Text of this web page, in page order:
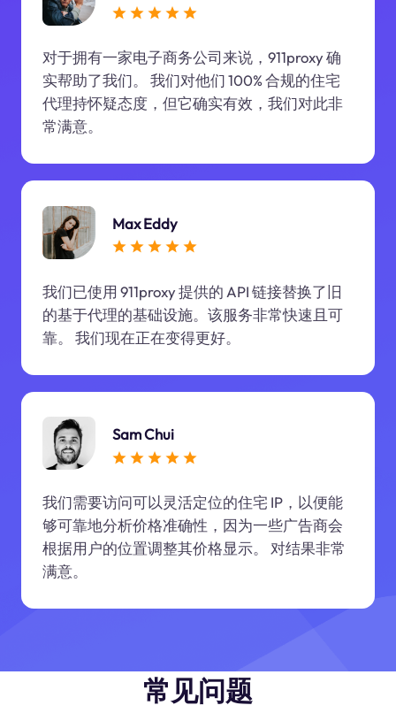
对于拥有一家电子商务公司来说，911proxy 确
实帮助了我们。 我们对他们 100% 合规的住宅
代理持怀疑态度，但它确实有效，我们对此非
常满意。
Max Eddy
我们已使用 911proxy 提供的 API 链接替换了旧
的基于代理的基础设施。该服务非常快速且可
靠。 我们现在正在变得更好。
Sam Chui
我们需要访问可以灵活定位的住宅 IP，以便能
够可靠地分析价格准确性，因为一些广告商会
根据用户的位置调整其价格显示。 对结果非常
满意。
常见问题